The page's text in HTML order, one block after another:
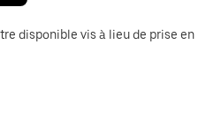
disponible vis à lieu de prise en